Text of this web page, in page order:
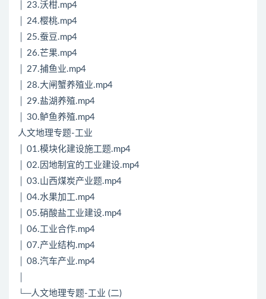
│ 23.沃柑.mp4
│ 24.樱桃.mp4
│ 25.蚕豆.mp4
│ 26.芒果.mp4
│ 27.捕鱼业.mp4
│ 28.大闸蟹养殖业.mp4
│ 29.盐湖养殖.mp4
│ 30.鲈鱼养殖.mp4
人文地理专题-工业
│ 01.模块化建设施工题.mp4
│ 02.因地制宜的工业建设.mp4
│ 03.山西煤炭产业题.mp4
│ 04.水果加工.mp4
│ 05.硝酸盐工业建设.mp4
│ 06.工业合作.mp4
│ 07.产业结构.mp4
│ 08.汽车产业.mp4
└─人文地理专题-工业 (二)